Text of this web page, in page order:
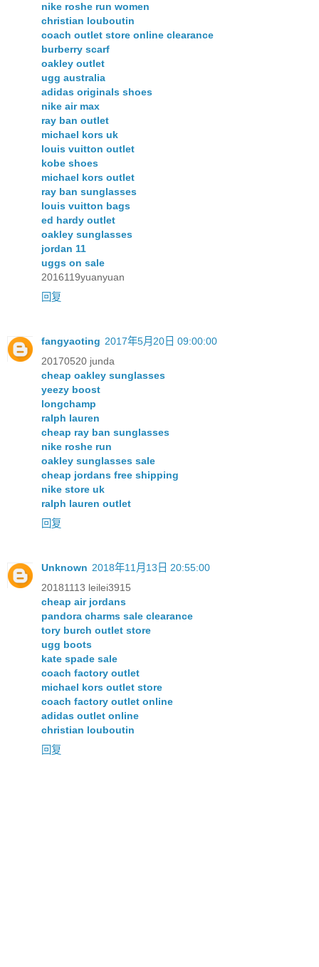
nike roshe run women
christian louboutin
coach outlet store online clearance
burberry scarf
oakley outlet
ugg australia
adidas originals shoes
nike air max
ray ban outlet
michael kors uk
louis vuitton outlet
kobe shoes
michael kors outlet
ray ban sunglasses
louis vuitton bags
ed hardy outlet
oakley sunglasses
jordan 11
uggs on sale
2016119yuanyuan
回复
fangyaoting 2017年5月20日 09:00:00
20170520 junda
cheap oakley sunglasses
yeezy boost
longchamp
ralph lauren
cheap ray ban sunglasses
nike roshe run
oakley sunglasses sale
cheap jordans free shipping
nike store uk
ralph lauren outlet
回复
Unknown 2018年11月13日 20:55:00
20181113 leilei3915
cheap air jordans
pandora charms sale clearance
tory burch outlet store
ugg boots
kate spade sale
coach factory outlet
michael kors outlet store
coach factory outlet online
adidas outlet online
christian louboutin
回复